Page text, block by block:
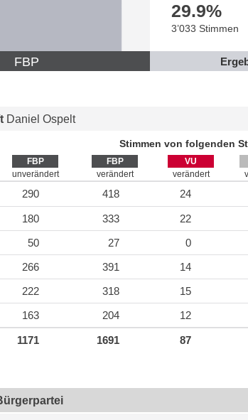
FBP
29.9%
3’033 Stimmen
Daniel Ospelt
Stimmen von folgenden
FBP
unverändert
FBP
verändert
VU
verändert
290 418 24
180 333 22
50 27 0
266 391 14
222 318 15
163 204 12
1171 1691 87